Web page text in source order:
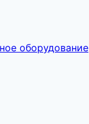
оборудование